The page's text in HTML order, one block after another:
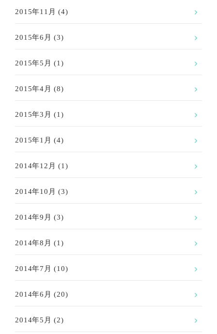
2015年11月 (4)
2015年6月 (3)
2015年5月 (1)
2015年4月 (8)
2015年3月 (1)
2015年1月 (4)
2014年12月 (1)
2014年10月 (3)
2014年9月 (3)
2014年8月 (1)
2014年7月 (10)
2014年6月 (20)
2014年5月 (2)